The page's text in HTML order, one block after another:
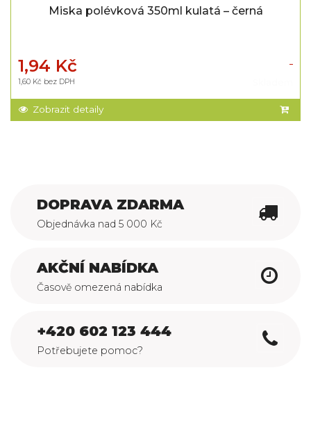
Miska polévková 350ml kulatá – černá
1,94 Kč
1,60 Kč bez DPH
Zobrazit detaily
DOPRAVA ZDARMA
Objednávka nad 5 000 Kč
AKČNÍ NABÍDKA
Časově omezená nabídka
+420 602 123 444
Potřebujete pomoc?